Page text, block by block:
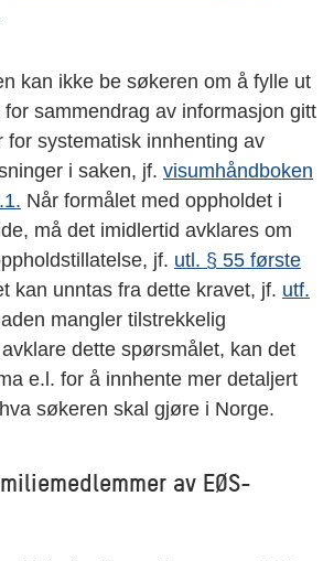
kan ikke be søkeren om å fylle ut
sammendrag av informasjon gitt
for systematisk innhenting av
i saken, jf. visumhåndboken
Når formålet med oppholdet i
må det imidlertid avklares om
jf. utl. § 55 første
kan unntas fra dette kravet, jf. utf.
mangler tilstrekkelig
dette spørsmålet, kan det
e.l. for å innhente mer detaljert
søkeren skal gjøre i Norge.
av EØS-